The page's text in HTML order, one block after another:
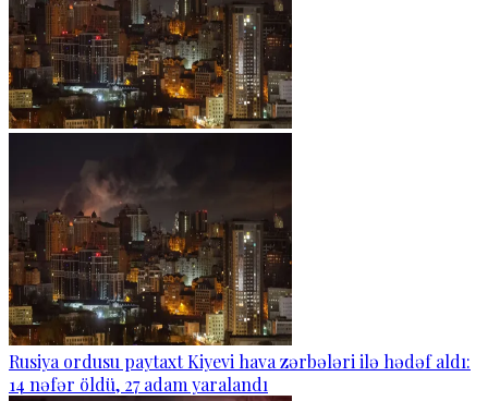
Rusiya ordusu paytaxt Kiyevi hava zərbələri ilə hədəf aldı:
14 nəfər öldü, 27 adam yaralandı